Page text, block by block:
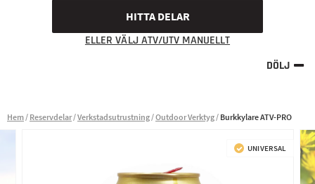
HITTA DELAR
ELLER VÄLJ ATV/UTV MANUELLT
DÖLJ
Hem Reservdelar Verkstadsutrustning Outdoor Verktyg Burkkylare ATV-PRO
UNIVERSAL